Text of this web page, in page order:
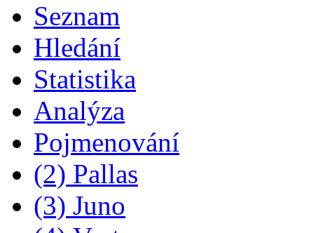
Seznam
Hledání
Statistika
Analýza
Pojmenování
(2) Pallas
(3) Juno